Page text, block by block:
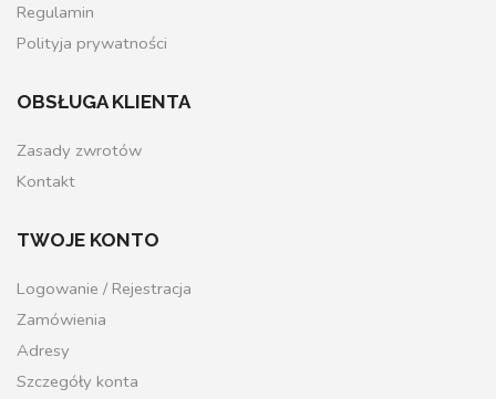
Regulamin
Polityja prywatności
OBSŁUGA KLIENTA
Zasady zwrotów
Kontakt
TWOJE KONTO
Logowanie / Rejestracja
Zamówienia
Adresy
Szczegóły konta